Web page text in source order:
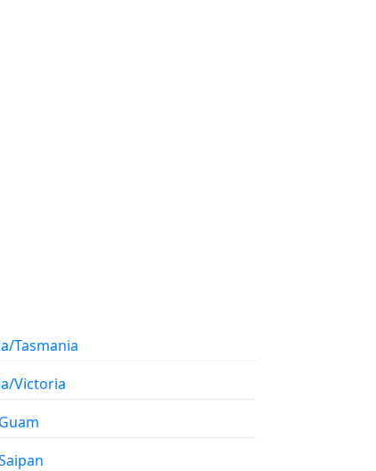
Tasmania
Victoria